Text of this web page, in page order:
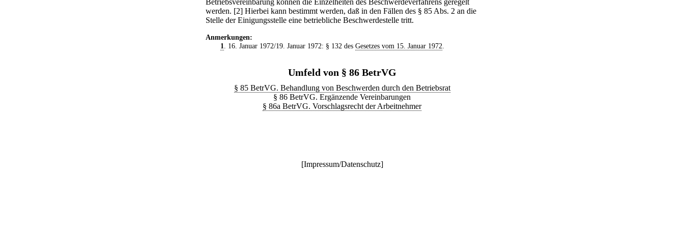
Betriebsvereinbarung können die Einzelheiten des Beschwerdeverfahrens geregelt
werden. [2] Hierbei kann bestimmt werden, daß in den Fällen des § 85 Abs. 2 an die
Stelle der Einigungsstelle eine betriebliche Beschwerdestelle tritt.
Anmerkungen:
1
. 16. Januar 1972/19. Januar 1972: § 132 des Gesetzes vom 15. Januar 1972
Umfeld von § 86 BetrVG
§ 85 BetrVG. Behandlung von Beschwerden durch den Betriebsrat
§ 86 BetrVG. Ergänzende Vereinbarungen
§ 86a BetrVG. Vorschlagsrecht der Arbeitnehmer
[Impressum/Datenschutz]